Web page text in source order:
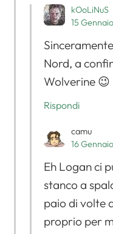
kOoLiNuS
15
Nord, a
Wolverine 😉
Rispondi
camu
16
Eh Logan ci
stanco a
paio di volte
proprio per